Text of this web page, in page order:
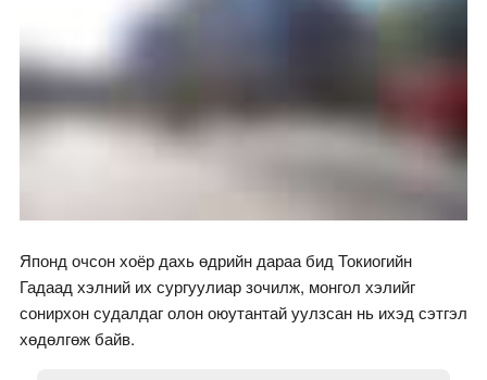
Японд очсон хоёр дахь өдрийн дараа бид Токиогийн
Гадаад хэлний их сургуулиар зочилж, монгол хэлийг
сонирхон судалдаг олон оюутантай уулзсан нь ихэд сэтгэл
хөдөлгөж байв.